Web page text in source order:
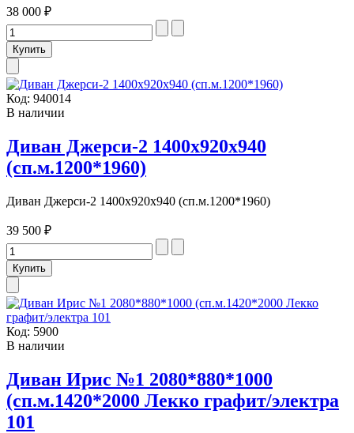
38 000 ₽
Код: 940014
В наличии
Диван Джерси-2 1400х920х940
(сп.м.1200*1960)
Диван Джерси-2 1400х920х940 (сп.м.1200*1960)
39 500 ₽
Код: 5900
В наличии
Диван Ирис №1 2080*880*1000
(сп.м.1420*2000 Лекко графит/электра
101